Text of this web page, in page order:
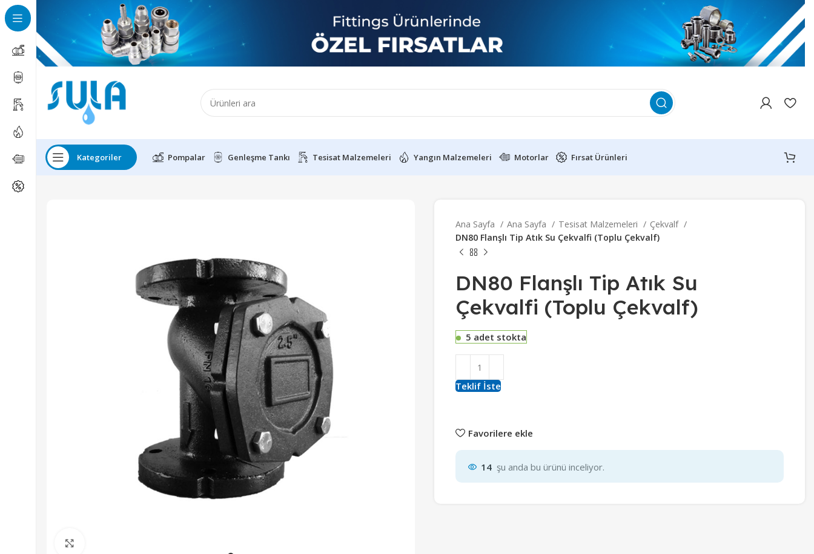
Kategoriler Pompalar Genleşme Tankı Tesisat Malzemeleri Yangın Malzemeleri Motorlar Fırsat Ürünleri
Ana Sayfa Ana Sayfa Tesisat Malzemeleri
Çekvalf
DN80 Flanşlı Tip Atık Su Çekvalfi (Toplu Çekvalf)
DN80 Flanşlı Tip Atık Su
Çekvalfi (Toplu Çekvalf)
5 adet stokta
Teklif İste
Favorilere ekle
14 şu anda bu ürünü inceliyor.